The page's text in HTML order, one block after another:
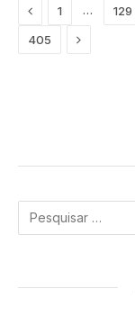
Previous
1 … 129
405 Next